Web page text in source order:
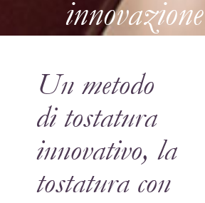
innovazione
Un metodo
di tostatura
innovativo, la
tostatura con